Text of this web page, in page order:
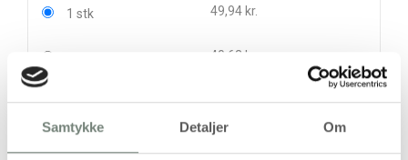
Samtykke Detaljer Om
1 stk 49,94 kr.
40,63 kr.
stk
49,94kr.